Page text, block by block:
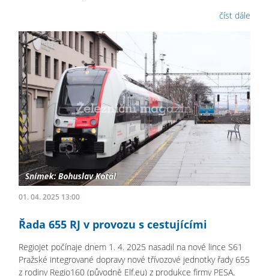
číst dále
01. 04. 2025 13:00
Řada 655 RJ v provozu s cestujícími
RegioJet počínaje dnem 1. 4. 2025 nasadil na nové lince S61
Pražské integrované dopravy nové třívozové jednotky řady 655
z rodiny Regio160 (původně Elf.eu) z produkce firmy PESA.